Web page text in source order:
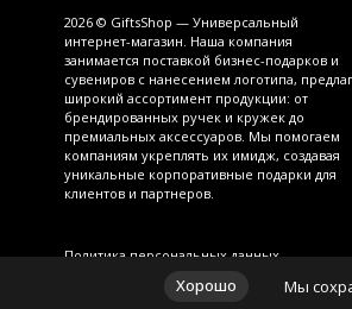
2026 © GiftsShop — Универсальный
интернет-магазин. Наша компания
занимается поставкой бизнес-подарков и
сувениров с нанесением логотипа,
широкий ассортимент продукции: от
брендированных ручек и кружек до
премиальных аксессуаров. Мы помогаем
компаниям укреплять их имидж, создавая
уникальные корпоративные подарки для
клиентов и партнеров.
Политика персональных данных
Хорошо Мы